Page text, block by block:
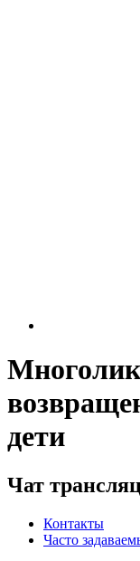
дети
Чат
Контакты
Часто